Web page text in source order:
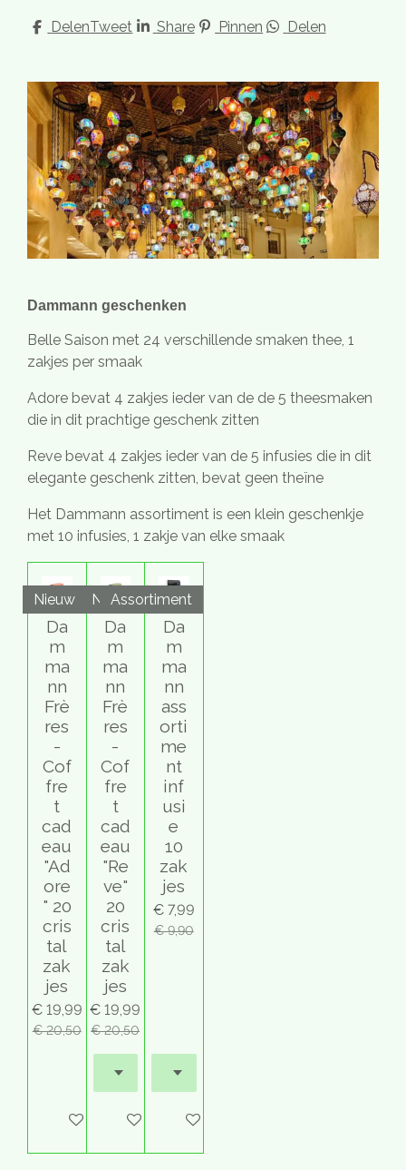
DelenTweet Share Pinnen Delen
Dammann geschenken
Belle Saison met 24 verschillende smaken thee, 1
zakjes per smaak
Adore bevat 4 zakjes ieder van de de 5 theesmaken
die in dit prachtige geschenk zitten
Reve bevat 4 zakjes ieder van de 5 infusies die in dit
elegante geschenk zitten, bevat geen theïne
Het Dammann assortiment is een klein geschenkje
met 10 infusies, 1 zakje van elke smaak
Nieuw
Da
m
ma
nn
Frè
res
-
Cof
fre
t
cad
eau
"Ad
ore
" 20
cris
tal
zak
jes
€ 19,99
€ 20,50
Houd mij op de hoogte
Nieuw
Da
m
ma
nn
Frè
res
-
Cof
fre
t
cad
eau
"Re
ve"
20
cris
tal
zak
jes
€ 19,99
€ 20,50
Houd mij op de hoogte
Assortiment
Da
m
ma
nn
ass
orti
me
nt
inf
usi
e
10
zak
jes
€ 7,99
€ 9,90
Houd mij op de hoogte